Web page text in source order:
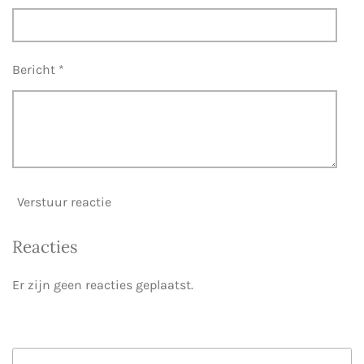
Bericht *
Verstuur reactie
Reacties
Er zijn geen reacties geplaatst.